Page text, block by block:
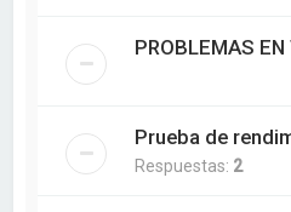
PROBLEMAS
Prueba de
Respuestas: 2